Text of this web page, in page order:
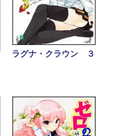
ラグナ・クラウン ３